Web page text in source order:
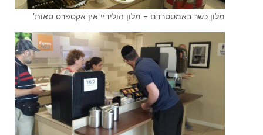
מלון כשר באמסטרדם – מלון הולידיי אין אקספרס סאות'